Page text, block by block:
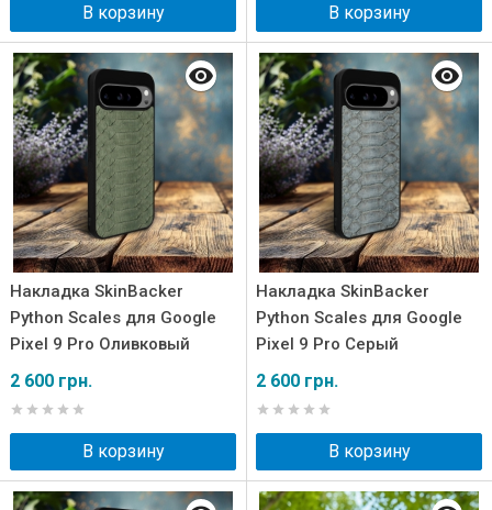
В корзину В корзину
Накладка SkinBacker
Python Scales для Google
Pixel 9 Pro Оливковый
2 600 грн.
В корзину
Накладка SkinBacker
Python Scales для Google
Pixel 9 Pro Серый
2 600 грн.
В корзину